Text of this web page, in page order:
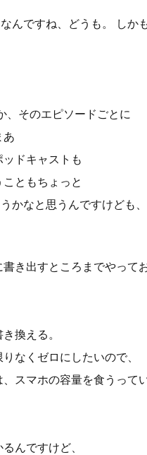
んですね、どうも。 しか
、そのエピソードごとに
あ
ドキャストも
ともちょっと
かなと思うんですけども
き出すところまでやってお
換える。
なくゼロにしたいので、
スマホの容量を食うって
んですけど、